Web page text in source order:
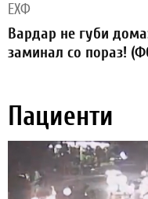
ЕХФ
Вардар не губи
заминал со пораз!
Пациенти